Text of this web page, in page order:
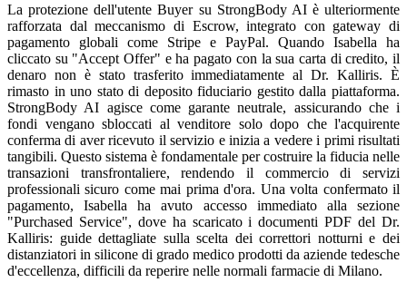
La protezione dell'utente Buyer su StrongBody AI è ulteriormente
rafforzata dal meccanismo di Escrow, integrato con gateway di
pagamento globali come Stripe e PayPal. Quando Isabella ha
cliccato su "Accept Offer" e ha pagato con la sua carta di credito, il
denaro non è stato trasferito immediatamente al Dr. Kalliris. È
rimasto in uno stato di deposito fiduciario gestito dalla piattaforma.
StrongBody AI agisce come garante neutrale, assicurando che i
fondi vengano sbloccati al venditore solo dopo che l'acquirente
conferma di aver ricevuto il servizio e inizia a vedere i primi risultati
tangibili. Questo sistema è fondamentale per costruire la fiducia nelle
transazioni transfrontaliere, rendendo il commercio di servizi
professionali sicuro come mai prima d'ora. Una volta confermato il
pagamento, Isabella ha avuto accesso immediato alla sezione
"Purchased Service", dove ha scaricato i documenti PDF del Dr.
Kalliris: guide dettagliate sulla scelta dei correttori notturni e dei
distanziatori in silicone di grado medico prodotti da aziende tedesche
d'eccellenza, difficili da reperire nelle normali farmacie di Milano.